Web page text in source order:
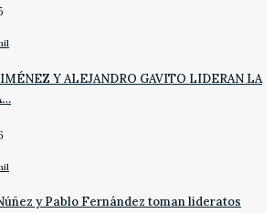
Y ALEJANDRO GAVITO LIDERAN LA
y Pablo Fernández toman lideratos